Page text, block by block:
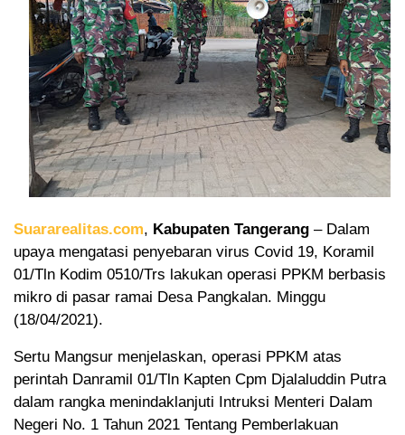
Suararealitas.com, Kabupaten Tangerang – Dalam
upaya mengatasi penyebaran virus Covid 19, Koramil
01/Tln Kodim 0510/Trs lakukan operasi PPKM berbasis
mikro di pasar ramai Desa Pangkalan. Minggu
(18/04/2021).
Sertu Mangsur menjelaskan, operasi PPKM atas
perintah Danramil 01/Tln Kapten Cpm Djalaluddin Putra
dalam rangka menindaklanjuti Intruksi Menteri Dalam
Negeri No. 1 Tahun 2021 Tentang Pemberlakuan